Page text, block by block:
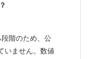
階のため、公
いません。数値